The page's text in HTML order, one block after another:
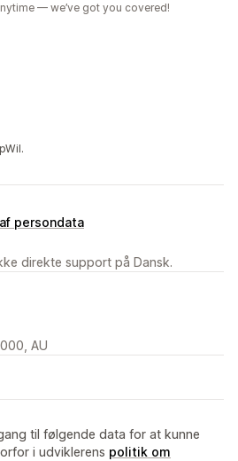
— we’ve got you covered!
persondata
direkte support på Dansk.
AU
til følgende data for at kunne
i udviklerens politik om